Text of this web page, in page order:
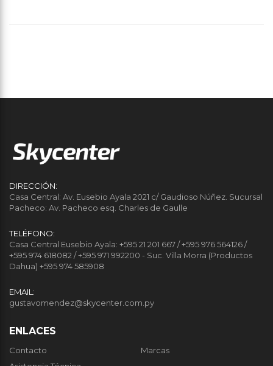
DIRECCIÓN:
Casa Central: Av. Eusebio Ayala 2021 c/ Gaudioso Núñez. Sucursal
Pacheco: Av. Pacheco esq. Charles de Gaulle
TELÉFONO:
Casa Central Eusebio Ayala: +595 21 201 667 / +595 976 564126 /
+595 974 618082 / +595 971 992200 - Suc. Villa Morra (Productos
Dahua) +595 974 585908
EMAIL:
gustavomendez@skycenter.com.py
ENLACES
Contacto
Marcas